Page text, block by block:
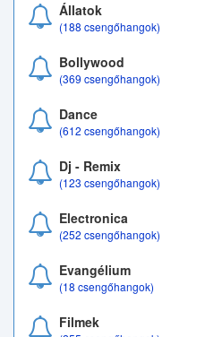
Állatok
(188 csengőhangok)
Bollywood
(369 csengőhangok)
Dance
(612 csengőhangok)
Dj - Remix
(123 csengőhangok)
Electronica
(252 csengőhangok)
Evangélium
(18 csengőhangok)
Filmek